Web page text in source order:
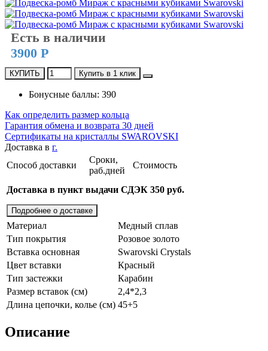
Есть в наличии
3900 Р
КУПИТЬ Купить в 1 клик
Бонусные баллы: 390
Как определить размер кольца
Гарантия обмена и возврата 30 дней
Сертификаты на кристаллы SWAROVSKI
Доставка в г.
Способ доставки
Сроки,
раб.дней
Стоимость
Доставка в пункт выдачи СДЭК 350 руб.
Подробнее о доставке
Материал
Медный сплав
Тип покрытия
Розовое золото
Вставка основная
Swarovski Crystals
Цвет вставки
Красный
Тип застежки
Карабин
Размер вставок (см)
2,4*2,3
Длина цепочки, колье (см) 45+5
Описание